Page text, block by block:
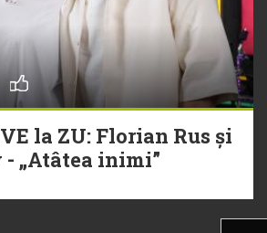
la ZU: Florian Rus și
„Atâtea inimi”